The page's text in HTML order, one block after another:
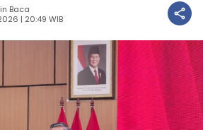
Baca
| 20:49 WIB